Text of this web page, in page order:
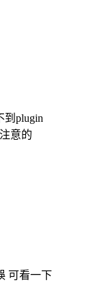
到plugin
意的
可看一下